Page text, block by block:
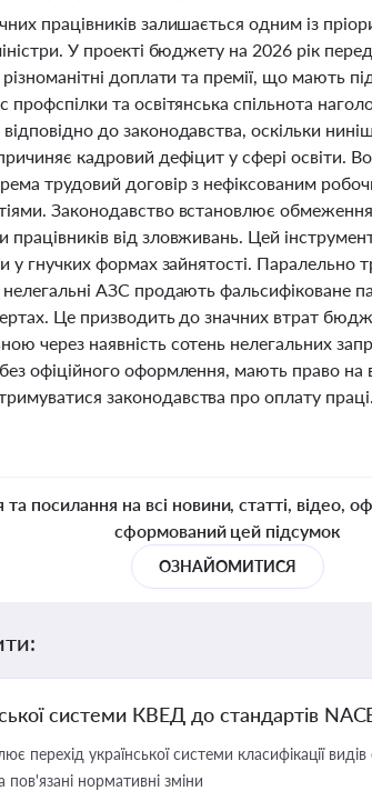
працівників залишається одним із
У проекті бюджету на 2026 рік
доплати та премії, що мають
та освітянська спільнота
до законодавства, оскільки
кадровий дефіцит у сфері освіти.
трудовий договір з нефіксованим
Законодавство встановлює обмеження
від зловживань. Цей
у гнучких формах зайнятості. Паралельно
АЗС продають фальсифіковане
Це призводить до значних втрат
через наявність сотень нелегальних
офіційного оформлення, мають право на
законодавства про оплату праці.
посилання на всі новини, статті, відео,
сформований цей підсумок
ОЗНАЙОМИТИСЯ
системи КВЕД до стандартів
перехід української системи класифікації
нормативні зміни